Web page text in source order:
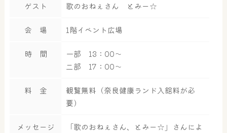
ゲスト 歌のおねぇさん とみー☆
会 場 1階イベント広場
時 間
一部 13：00～
二部 17：00～
料 金
観覧無料（奈良健康ランド入館料が必
要）
メッセージ
「歌のおねぇさん、とみー☆」さんによ